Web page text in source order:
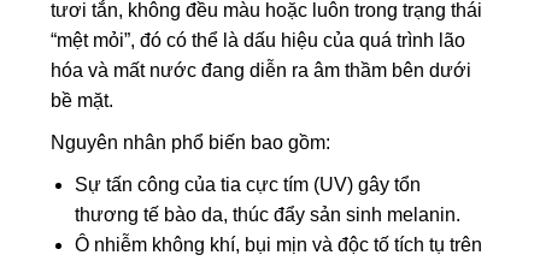
tươi tắn, không đều màu hoặc luôn trong trạng thái
“mệt mỏi”, đó có thể là dấu hiệu của quá trình lão
hóa và mất nước đang diễn ra âm thầm bên dưới
bề mặt.
Nguyên nhân phổ biến bao gồm:
Sự tấn công của tia cực tím (UV) gây tổn
thương tế bào da, thúc đẩy sản sinh melanin.
Ô nhiễm không khí, bụi mịn và độc tố tích tụ trên